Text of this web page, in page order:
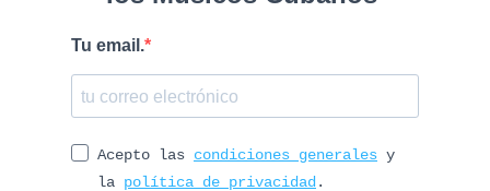
Tu email.
Acepto las condiciones generales y
la política de privacidad.